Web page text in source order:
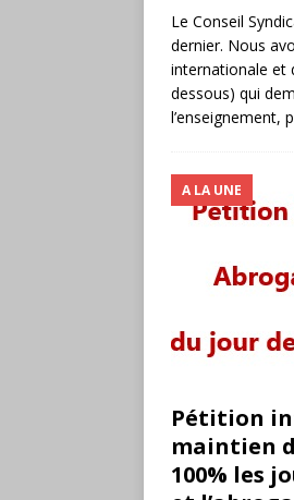
Le Conseil
dernier. Nous
internationale et
dessous) qui
l’enseignement,
Pétition
maintien
100% les
A LA UNE